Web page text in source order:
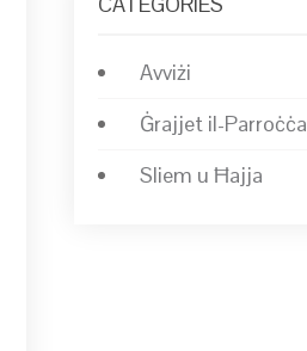
Avviżi
Ġrajjet il-Parroċċa
Sliem u Ħajja